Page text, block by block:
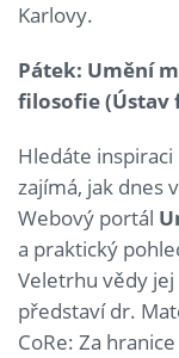
Karlovy.
Pátek: Umění
filosofie (Ústav
Hledáte
zajímá, jak dnes
Webový portál
a praktický
Veletrhu vědy
představí dr.
CoRe: Za